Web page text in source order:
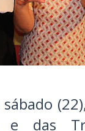
e das